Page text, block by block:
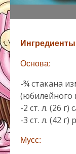
Основа:
-¾ стакана
(юбилейного
-2 ст. л. (26 г)
-3 ст. л. (42
Мусс: